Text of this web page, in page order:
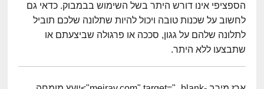
הספציפי אינו דורש היתר בשל השימוש בבמבוק. כדאי גם
לחשוב על שכנות טובה ויכול להיות שתלונה שלכם תוביל
לתלונה שלהם על גגון, סככה או פרגולה שביצעתם או
שתבצעו ללא היתר.